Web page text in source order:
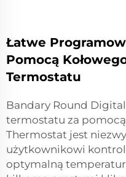
Łatwe
Pomocą
Termostatu
Bandary Round
termostatu za
Thermostat jest
użytkownikowi
optymalną